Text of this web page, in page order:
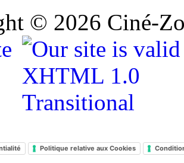
© 2026 Ciné-
Politique relative aux Cookies